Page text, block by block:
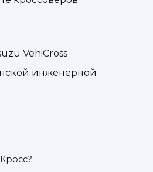
VehiCross
инженерной